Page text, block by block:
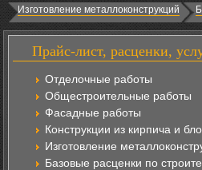
Изготовление металлоконструкций
Прайс-лист, расценки,
Отделочные работы
Общестроительные работы
Фасадные работы
Конструкции из кирпича и
Изготовление
Базовые расценки по